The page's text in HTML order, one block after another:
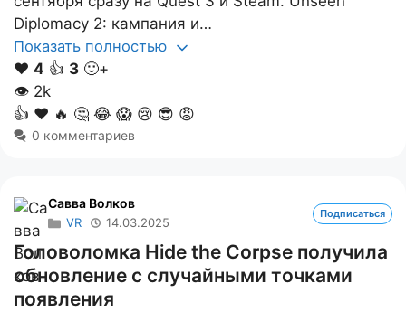
Diplomacy 2: кампания и…
Показать полностью
❤️ 4 👍 3 🙂+
👁 2k
👍 ❤️ 🔥 🤔 😂 😱 😢 😎 😡
0 комментариев
Савва Волков
VR 14.03.2025
Подписаться
Головоломка Hide the Corpse получила
обновление с случайными точками
появления